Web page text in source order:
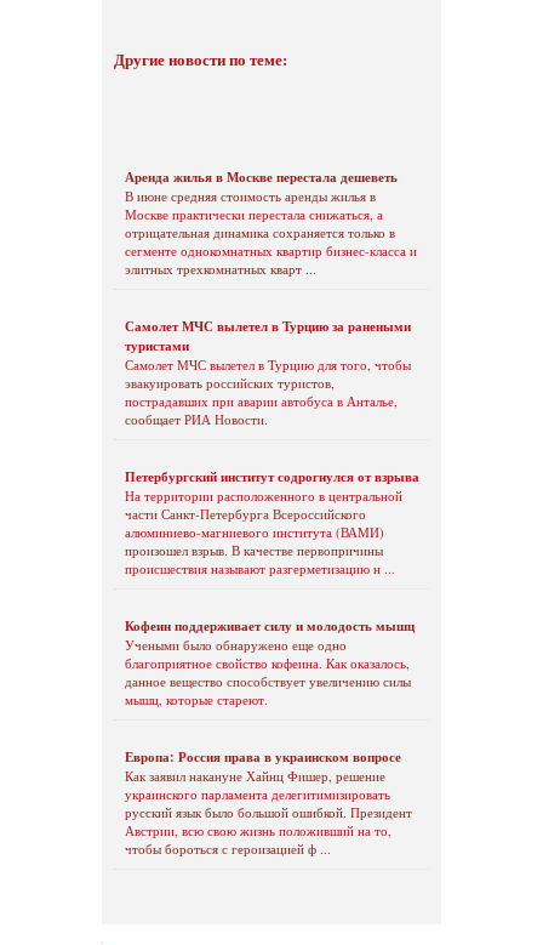
Другие новости по теме:
Аренда жилья в Москве перестала дешеветь
В июне средняя стоимость аренды жилья в
Москве практически перестала снижаться, а
отрицательная динамика сохраняется только в
сегменте однокомнатных квартир бизнес-класса и
элитных трехкомнатных кварт ...
Самолет МЧС вылетел в Турцию за ранеными
туристами
Самолет МЧС вылетел в Турцию для того, чтобы
эвакуировать российских туристов,
пострадавших при аварии автобуса в Анталье,
сообщает РИА Новости.
Петербургский институт содрогнулся от взрыва
На территории расположенного в центральной
части Санкт-Петербурга Всероссийского
алюминиево-магниевого института (ВАМИ)
произошел взрыв. В качестве первопричины
происшествия называют разгерметизацию н ...
Кофеин поддерживает силу и молодость мышц
Учеными было обнаружено еще одно
благоприятное свойство кофеина. Как оказалось,
данное вещество способствует увеличению силы
мышц, которые стареют.
Европа: Россия права в украинском вопросе
Как заявил накануне Хайнц Фишер, решение
украинского парламента делегитимизировать
русский язык было большой ошибкой. Президент
Австрии, всю свою жизнь положивший на то,
чтобы бороться с героизацией ф ...